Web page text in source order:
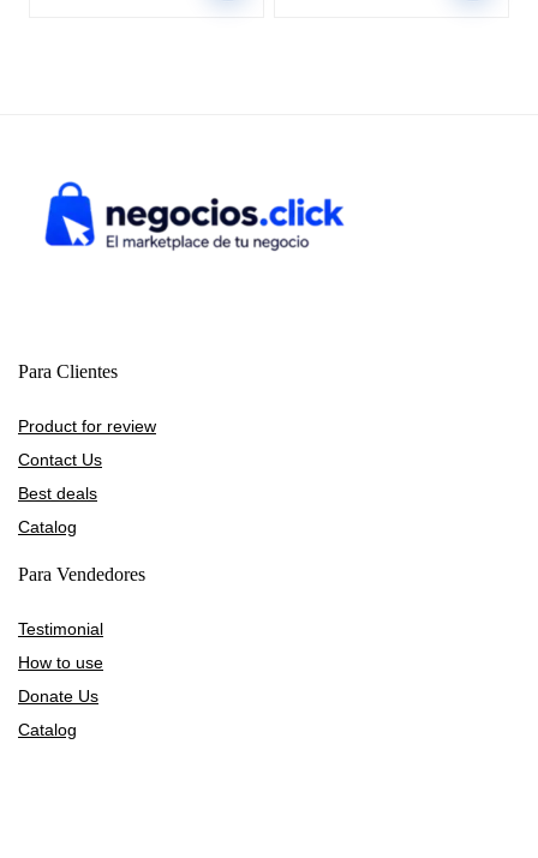
Para Clientes
Product for review
Contact Us
Best deals
Catalog
Para Vendedores
Testimonial
How to use
Donate Us
Catalog